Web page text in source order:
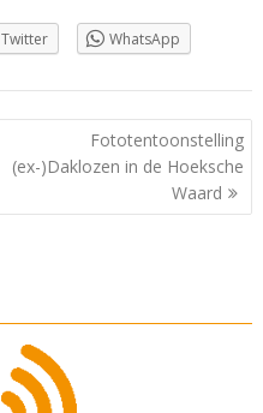
Twitter WhatsApp
Fototentoonstelling
(ex-)Daklozen in de Hoeksche
Waard